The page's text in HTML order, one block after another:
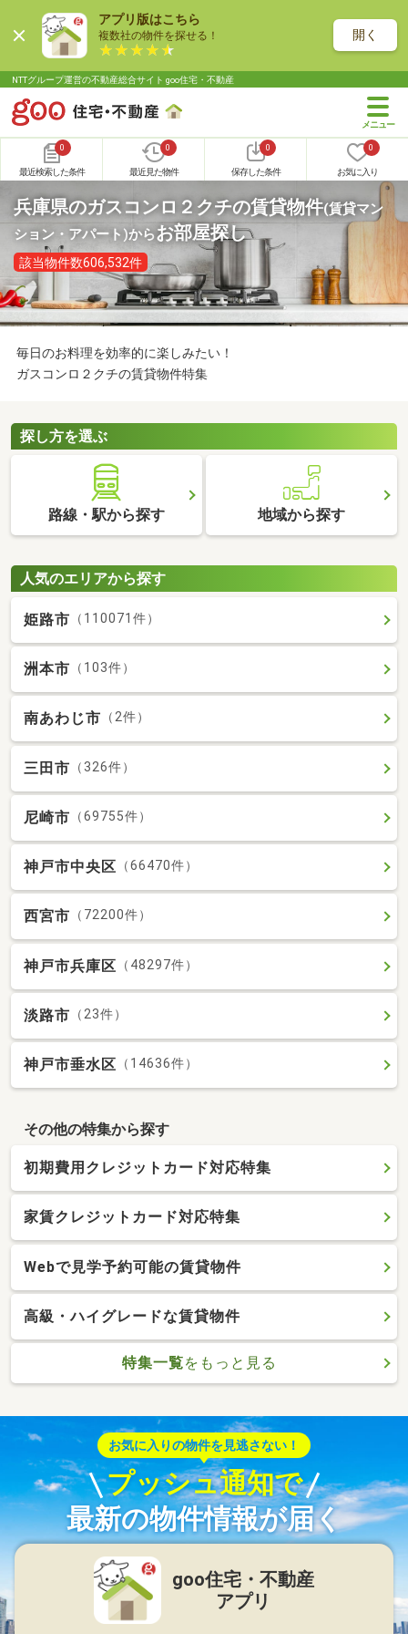
アプリ版はこちら
複数社の物件を探せる！ 開く
NTTグループ運営の不動産総合サイト goo住宅・不動産
0
最近検索した条件
0
最近見た物件
0
保存した条件
0
お気に入り
兵庫県のガスコンロ２クチの賃貸物件(賃貸マン
ション・アパート)からお部屋探し
該当物件数606,532件
毎日のお料理を効率的に楽しみたい！
ガスコンロ２クチの賃貸物件特集
探し方を選ぶ
路線・駅から探す 地域から探す
人気のエリアから探す
姫路市 （110071件）
洲本市 （103件）
南あわじ市 （2件）
三田市 （326件）
尼崎市 （69755件）
神戸市中央区 （66470件）
西宮市 （72200件）
神戸市兵庫区 （48297件）
淡路市 （23件）
神戸市垂水区 （14636件）
その他の特集から探す
初期費用クレジットカード対応特集
家賃クレジットカード対応特集
Webで見学予約可能の賃貸物件
高級・ハイグレードな賃貸物件
特集一覧をもっと見る
お気に入りの物件を見逃さない！
プッシュ通知で
最新の物件情報が届く
goo住宅・不動産
アプリ